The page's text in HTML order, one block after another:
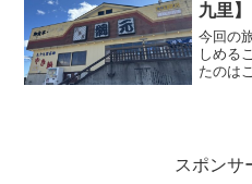
九里】
今回の
しめる
たのは
スポンサ